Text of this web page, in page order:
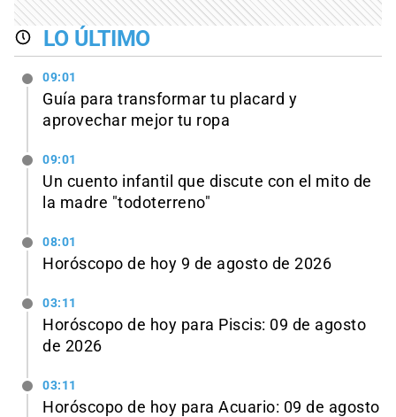
LO ÚLTIMO
09:01
Guía para transformar tu placard y
aprovechar mejor tu ropa
09:01
Un cuento infantil que discute con el mito de
la madre "todoterreno"
08:01
Horóscopo de hoy 9 de agosto de 2026
03:11
Horóscopo de hoy para Piscis: 09 de agosto
de 2026
03:11
Horóscopo de hoy para Acuario: 09 de agosto